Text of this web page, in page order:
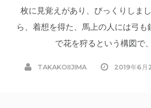
枚に見覚えがあり、びっくりしま
ら、着想を得た、馬上の人には弓
で花を狩るという構図で
TAKAKOIIJIMA 2019年6月